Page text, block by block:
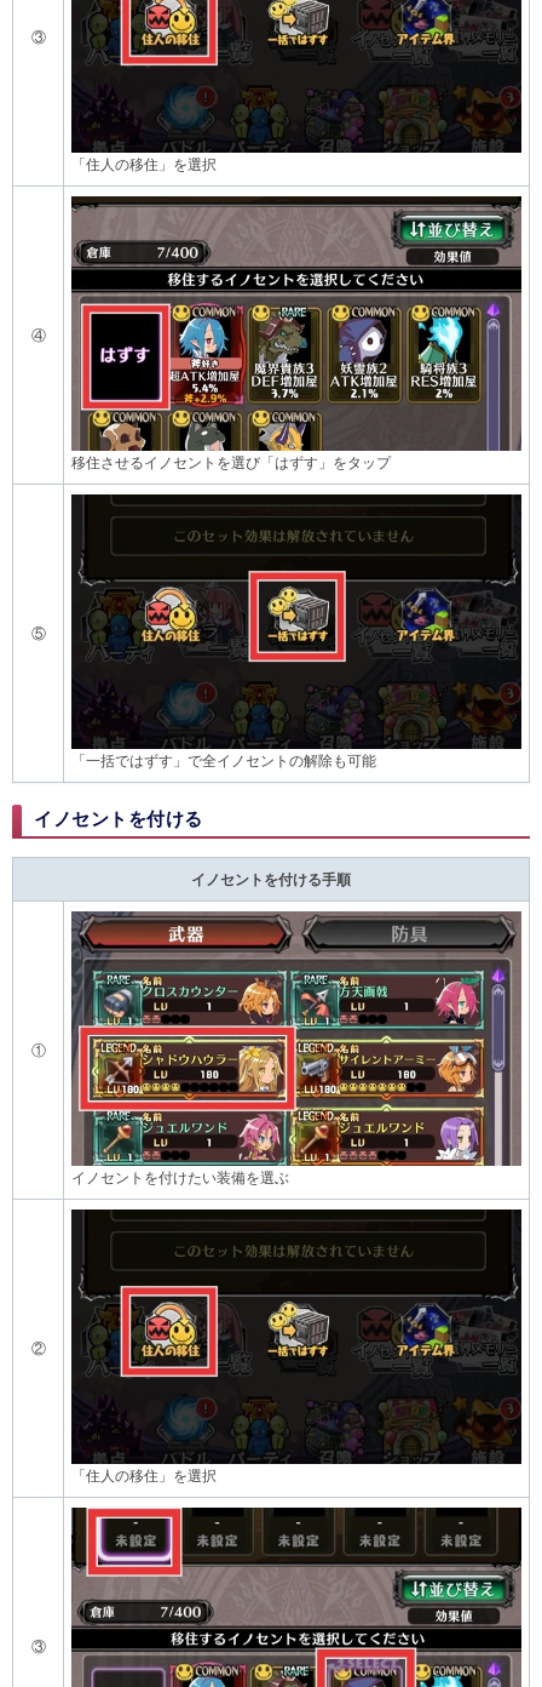
③
「住人の移住」を選択
④
移住させるイノセントを選び「はずす」をタップ
⑤
「一括ではずす」で全イノセントの解除も可能
イノセントを付ける
イノセントを付ける手順
①
イノセントを付けたい装備を選ぶ
②
「住人の移住」を選択
③